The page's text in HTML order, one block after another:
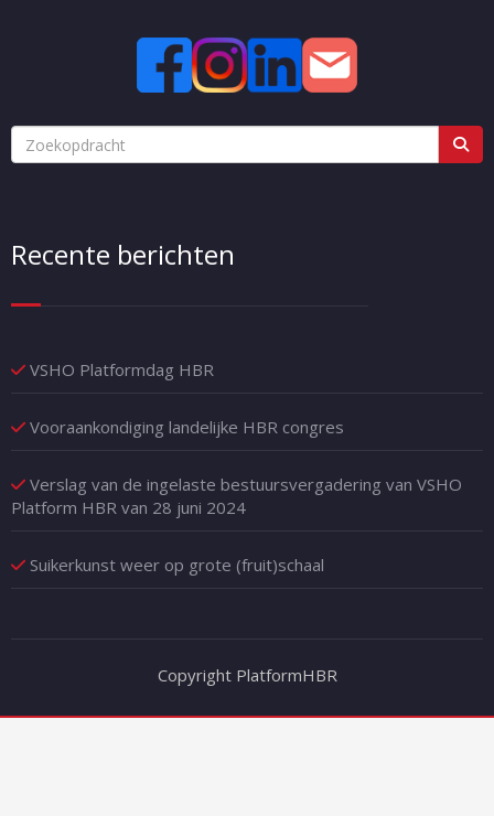
Recente berichten
VSHO Platformdag HBR
Vooraankondiging landelijke HBR congres
Verslag van de ingelaste bestuursvergadering van VSHO
Platform HBR van 28 juni 2024
Suikerkunst weer op grote (fruit)schaal
Copyright PlatformHBR